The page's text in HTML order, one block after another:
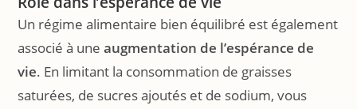
Un régime alimentaire bien équilibré est également
associé à uneaugmentation de l’espérance de
vie. En limitant la consommation de graisses
saturées, de sucres ajoutés et de sodium, vous